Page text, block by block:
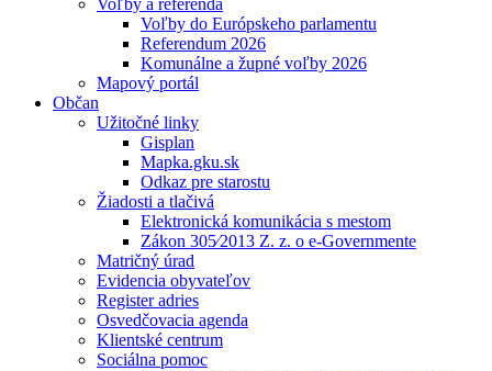
Voľby a referendá
Voľby do Európskeho parlamentu
Referendum 2026
Komunálne a župné voľby 2026
Mapový portál
Občan
Užitočné linky
Gisplan
Mapka.gku.sk
Odkaz pre starostu
Žiadosti a tlačivá
Elektronická komunikácia s mestom
Zákon 305⁄2013 Z. z. o e-Governmente
Matričný úrad
Evidencia obyvateľov
Register adries
Osvedčovacia agenda
Klientské centrum
Sociálna pomoc